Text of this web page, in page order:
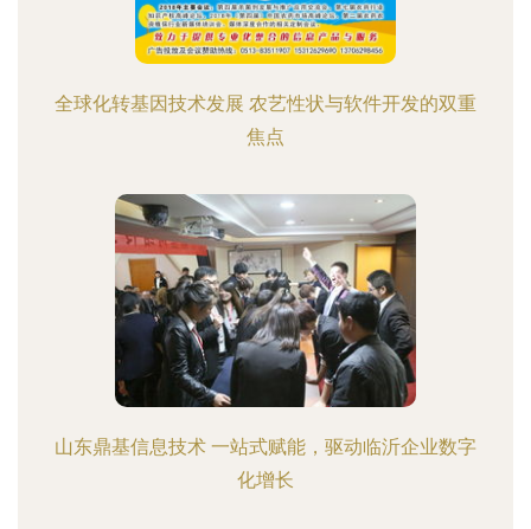
全球化转基因技术发展 农艺性状与软件开发的双重
焦点
山东鼎基信息技术 一站式赋能，驱动临沂企业数字
化增长